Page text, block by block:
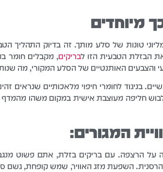
מיוחדים
טונות של סלע מותך. זה בדיוק התהליך
את הבזלת הטבעית הזו לבריקים, מקבלים חומר
האותנטיים של הסלע המקורי, מה שנותן
בניגוד לחומרי חיפוי מלאכותיים שנראים
חליפה מעוצבת אישית במקום משהו
המגורים:
הרצפה. עם בריקים בזלת, אתם פשוט
השפעת מזג האוויר, שמש קופחת, גשם